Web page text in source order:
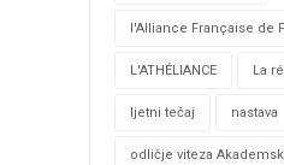
l'Alliance Française de
L'ATHÉLIANCE La
ljetni tečaj nastava
odličje viteza